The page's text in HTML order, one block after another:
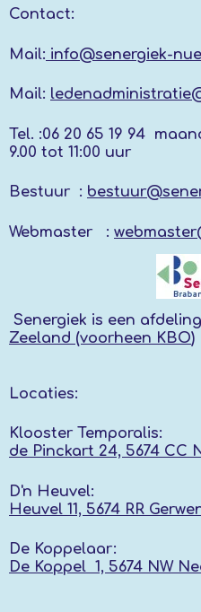
Contact:
Mail: info@senergiek-
Mail:
Tel. :06 20 65 19 94
9.00 tot 11:00 uur
Bestuur :
Webmaster :
Senergiek is een
Zeeland (voorheen KBO)
Locaties:
Klooster Temporalis:
de Pinckart 24, 5674 CC
D'n Heuvel:
Heuvel 11, 5674 RR
De Koppelaar:
De Koppel 1, 5674 NW